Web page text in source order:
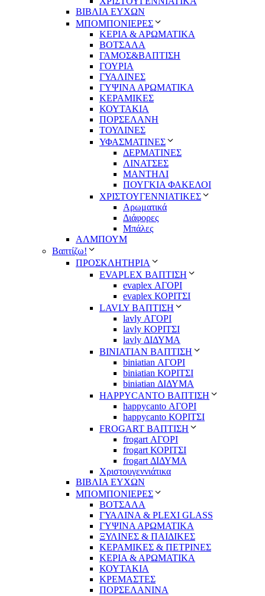
ΒΙΒΛΙΑ ΕΥΧΩΝ
ΜΠΟΜΠΟΝΙΕΡΕΣ
ΚΕΡΙΑ & ΑΡΩΜΑΤΙΚΑ
ΒΟΤΣΑΛΑ
ΓΑΜΟΣ&ΒΑΠΤΙΣΗ
ΓΟΥΡΙΑ
ΓΥΑΛΙΝΕΣ
ΓΥΨΙΝΑ ΑΡΩΜΑΤΙΚΑ
ΚΕΡΑΜΙΚΕΣ
ΚΟΥΤΑΚΙΑ
ΠΟΡΣΕΛΑΝΗ
ΤΟΥΛΙΝΕΣ
ΥΦΑΣΜΑΤΙΝΕΣ
ΔΕΡΜΑΤΙΝΕΣ
ΛΙΝΑΤΣΕΣ
ΜΑΝΤΗΛΙ
ΠΟΥΓΚΙΑ ΦΑΚΕΛΟΙ
ΧΡΙΣΤΟΥΓΕΝΝΙΑΤΙΚΕΣ
Αρωματικά
Διάφορες
Μπάλες
ΑΛΜΠΟΥΜ
Βαπτίζω!
ΠΡΟΣΚΛΗΤΗΡΙΑ
EVAPLEX ΒΑΠΤΙΣΗ
evaplex ΑΓΟΡΙ
evaplex ΚΟΡΙΤΣΙ
LAVLY ΒΑΠΤΙΣΗ
lavly ΑΓΟΡΙ
lavly ΚΟΡΙΤΣΙ
lavly ΔΙΔΥΜΑ
ΒΙΝΙΑΤΙΑΝ ΒΑΠΤΙΣΗ
biniatian ΑΓΟΡΙ
biniatian ΚΟΡΙΤΣΙ
biniatian ΔΙΔΥΜΑ
HAPPYCANTO ΒΑΠΤΙΣΗ
happycanto ΑΓΟΡΙ
happycanto ΚΟΡΙΤΣΙ
FROGART ΒΑΠΤΙΣΗ
frogart ΑΓΟΡΙ
frogart ΚΟΡΙΤΣΙ
frogart ΔΙΔΥΜΑ
Χριστουγεννιάτικα
ΒΙΒΛΙΑ ΕΥΧΩΝ
ΜΠΟΜΠΟΝΙΕΡΕΣ
ΒΟΤΣΑΛΑ
ΓΥΑΛΙΝΑ & PLEXI GLASS
ΓΥΨΙΝΑ ΑΡΩΜΑΤΙΚΑ
ΞΥΛΙΝΕΣ & ΠΑΙΔΙΚΕΣ
ΚΕΡΑΜΙΚΕΣ & ΠΕΤΡΙΝΕΣ
ΚΕΡΙΑ & ΑΡΩΜΑΤΙΚΑ
ΚΟΥΤΑΚΙΑ
ΚΡΕΜΑΣΤΕΣ
ΠΟΡΣΕΛΑΝΙΝΑ